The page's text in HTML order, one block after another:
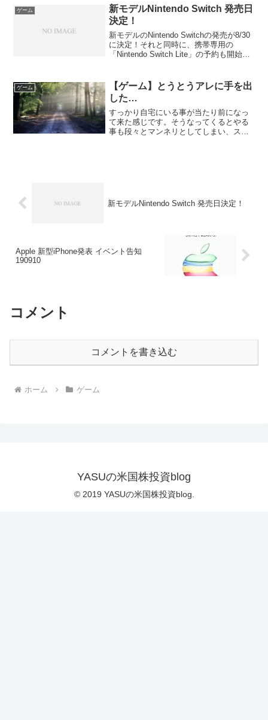
ム...
ゲーム
新モデルNintendo Switch 発売日
決定！
新モデルのNintendo Switchの発売が8/30
に決定！それと同時に、携帯専用の
「Nintendo Switch Lite」の予約も開始。
Is...
ゲーム
【ゲーム】とうとうアレに手を出
した…
すっかり自宅にいる事が当たり前になっ
て来た感じです。そうなってくるとやる
事も段々とマンネリとしてしまい、スト
新モデルNintendo Switch 発売日決定！
Apple 新型iPhone発表 イベント告知
190910
コメント
コメントを書き込む
ホーム ゲーム
YASUの米国株投資blog
© 2019 YASUの米国株投資blog.